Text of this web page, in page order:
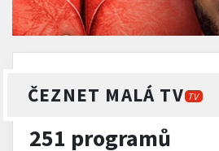
ČEZNET MALÁ TV TV
251 programů